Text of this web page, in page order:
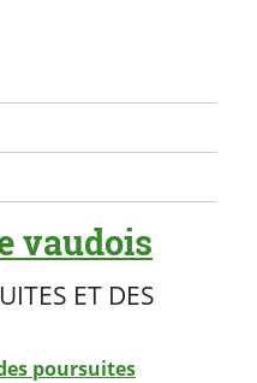
vaudois
ET DES
poursuites